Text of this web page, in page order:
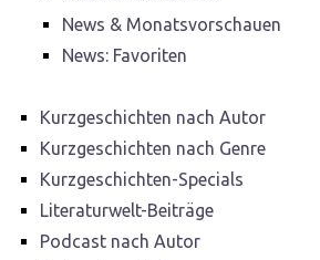
News & Monatsvorschauen
News: Favoriten
Kurzgeschichten nach Autor
Kurzgeschichten nach Genre
Kurzgeschichten-Specials
Literaturwelt-Beiträge
Podcast nach Autor